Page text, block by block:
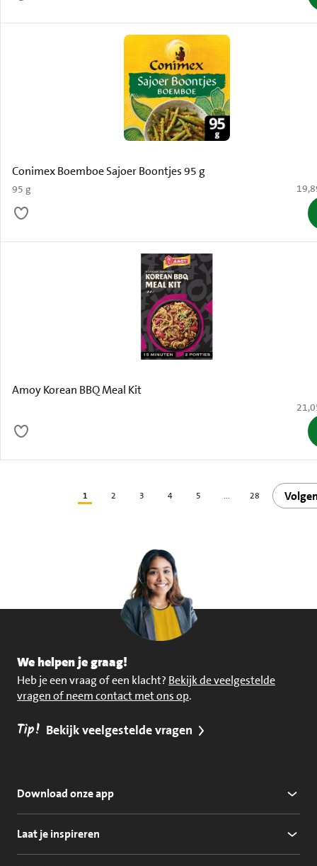
Conimex Boemboe Sajoer Boontjes 95 g
95 g €
Amoy Korean BBQ Meal Kit
€
1 2 3 4 5 ... 28
We helpen je graag!
Heb je een vraag of een klacht? Bekijk de veelgestelde
vragen of neem contact met ons op.
Tip! Bekijk veelgestelde vragen
Download onze app
Laat je inspireren